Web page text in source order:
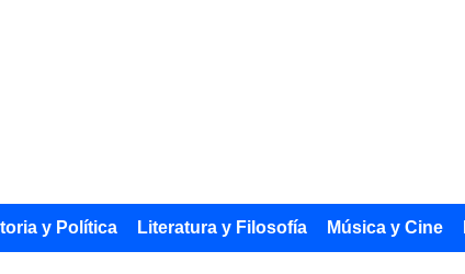
y Política Literatura y Filosofía Música y Cine